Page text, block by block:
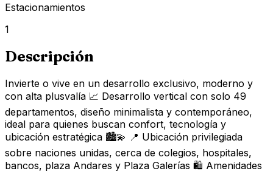
Estacionamientos
1
Descripción
Invierte o vive en un desarrollo exclusivo, moderno y
con alta plusvalía 📈 Desarrollo vertical con solo 49
departamentos, diseño minimalista y contemporáneo,
ideal para quienes buscan confort, tecnología y
ubicación estratégica 🏙️💫 📍 Ubicación privilegiada
sobre naciones unidas, cerca de colegios, hospitales,
bancos, plaza Andares y Plaza Galerías 🛍️ Amenidades